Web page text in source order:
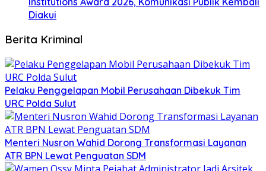
Diakui
Berita Kriminal
​Pelaku Penggelapan Mobil Perusahaan Dibekuk Tim
URC Polda Sulut
​Menteri Nusron Wahid Dorong Transformasi Layanan
ATR BPN Lewat Penguatan SDM